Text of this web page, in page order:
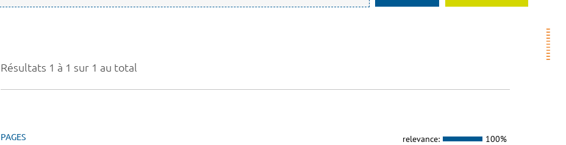
Résultats 1 à 1 sur 1 au total
PAGES relevance: 100%